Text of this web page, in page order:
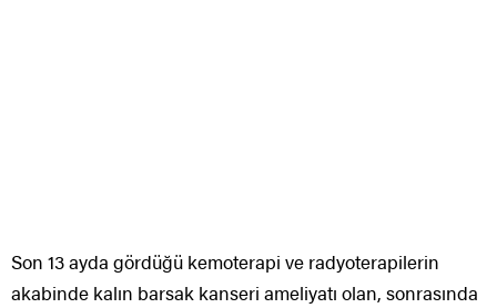
Son 13 ayda gördüğü kemoterapi ve radyoterapilerin
akabinde kalın barsak kanseri ameliyatı olan, sonrasında